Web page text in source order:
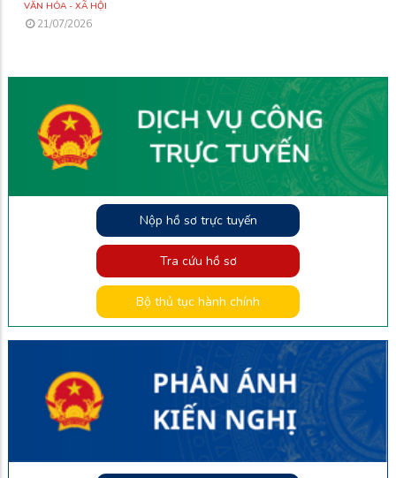
VĂN HÓA - XÃ HỘI
21/07/2026
Nộp hồ sơ trực tuyến
Tra cứu hồ sơ
Bộ thủ tục hành chính